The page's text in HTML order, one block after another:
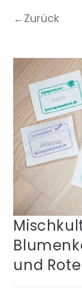
←Zurück
und